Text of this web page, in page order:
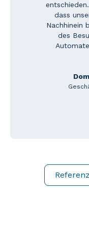
dass
Nachhinein
des